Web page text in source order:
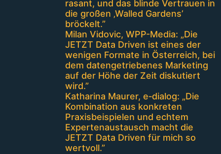
rasant, und das blinde Vertrauen in
die großen ‚Walled Gardens’
bröckelt.”
Milan Vidovic, WPP-Media: „Die
JETZT Data Driven ist eines der
wenigen Formate in Österreich, bei
dem datengetriebenes Marketing
auf der Höhe der Zeit diskutiert
wird.”
Katharina Maurer, e‑dialog: „Die
Kombination aus konkreten
Praxisbeispielen und echtem
Expertenaustausch macht die
JETZT Data Driven für mich so
wertvoll.”